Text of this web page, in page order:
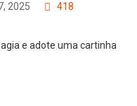
2025 418